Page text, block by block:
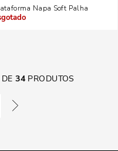
Off WhiteNapa Soft Palha
DE34 PRODUTOS